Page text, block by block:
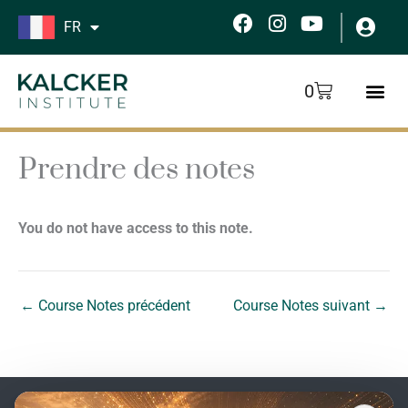
Aller
FR
F
c
o
k
I
s
g
Y
u
t
u
b
0
Panier
Prendre des notes
You do not have access to this note.
← Course Notes précédent Course Notes suivant →